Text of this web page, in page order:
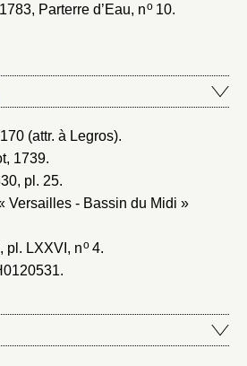
, Parterre d’Eau, no10.
(attr. à Legros).
1739.
, pl. 25.
Versailles - Bassin du Midi »
pl. LXXVI, no4.